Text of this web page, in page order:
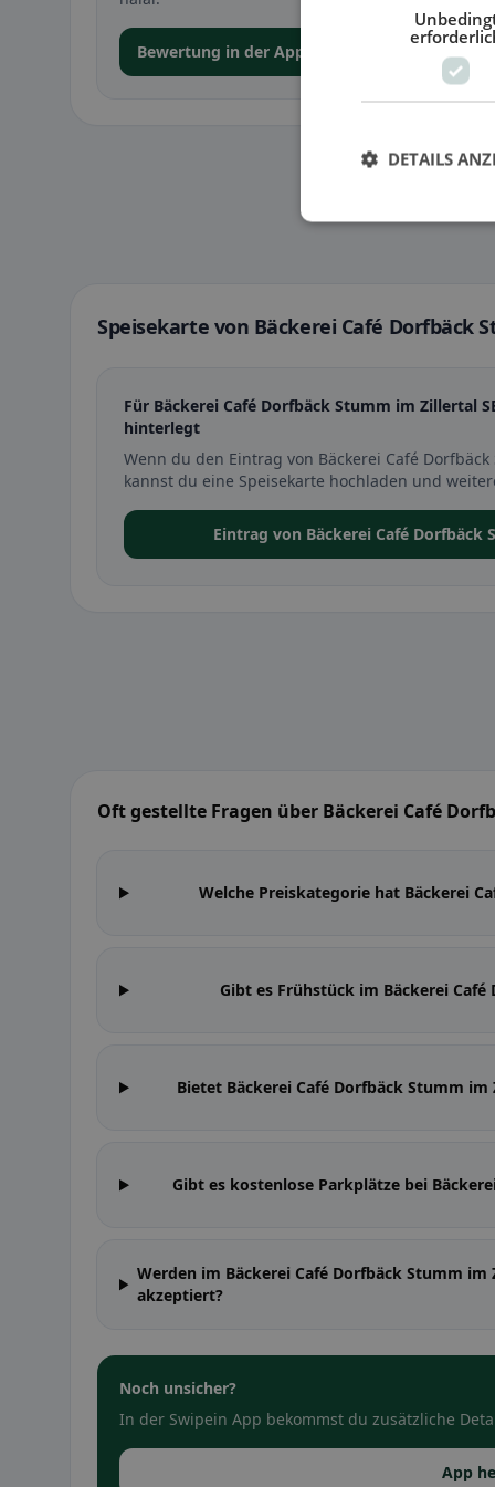
Bewertung in der App abgeben
Speisekarte von Bäckerei Café Dorfbäck
Für Bäckerei Café Dorfbäck Stumm im Zillertal
hinterlegt
Wenn du den Eintrag von Bäckerei Café
kannst du eine Speisekarte hochladen und
Eintrag von Bäckerei Café Dorfbäck
Oft gestellte Fragen über Bäckerei Café
Welche Preiskategorie hat Bäckerei
Gibt es Frühstück im Bäckerei
Bietet Bäckerei Café Dorfbäck Stumm im
Gibt es kostenlose Parkplätze bei
Werden im Bäckerei Café Dorfbäck Stumm
akzeptiert?
Noch unsicher?
In der Swipein App bekommst du zusätzliche
App
DETAILS